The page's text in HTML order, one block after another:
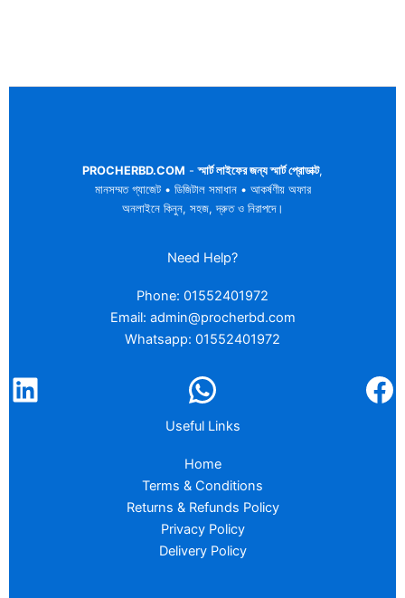
PROCHERBD.COM -স্মার্ট লাইফের জন্য স্মার্ট প্রোডাক্ট,
মানসম্মত গ্যাজেট • ডিজিটাল সমাধান • আকর্ষণীয় অফার
অনলাইনে কিনুন, সহজ, দ্রুত ও নিরাপদে।
Need Help?
Phone: 01552401972
Email: admin@procherbd.com
Whatsapp: 01552401972
Useful Links
Home
Terms & Conditions
Returns & Refunds Policy
Privacy Policy
Delivery Policy